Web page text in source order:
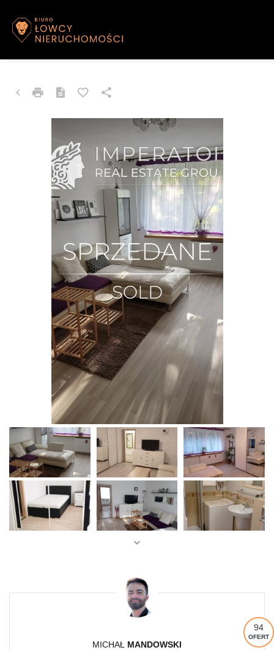
Mysłowice, Morcinka
94
OFERT
MICHAŁ MANDOWSKI